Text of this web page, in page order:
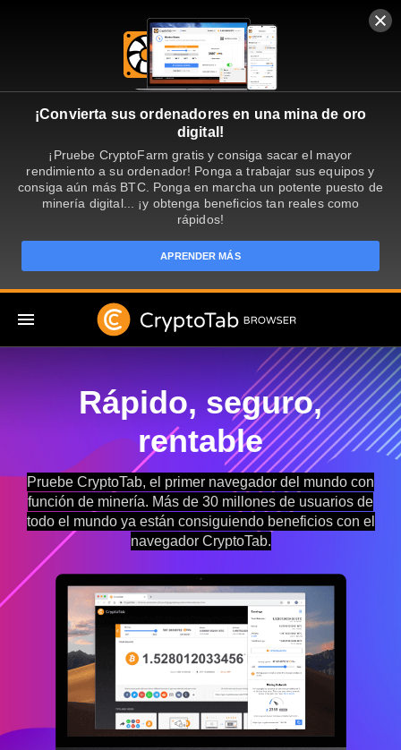
¡Convierta sus ordenadores en una mina de oro
digital!
¡Pruebe CryptoFarm gratis y consiga sacar el mayor
rendimiento a su ordenador! Ponga a trabajar sus equipos y
consiga aún más BTC. Ponga en marcha un potente puesto de
minería digital... ¡y obtenga beneficios tan reales como
rápidos!
APRENDER MÁS
Rápido, seguro,
rentable
Pruebe CryptoTab, el primer navegador del mundo con
función de minería. Más de 30 millones de usuarios de
todo el mundo ya están consiguiendo beneficios con el
navegador CryptoTab.